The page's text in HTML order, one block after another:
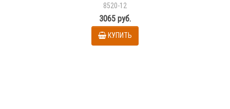
8520-12
3065 руб.
КУПИТЬ